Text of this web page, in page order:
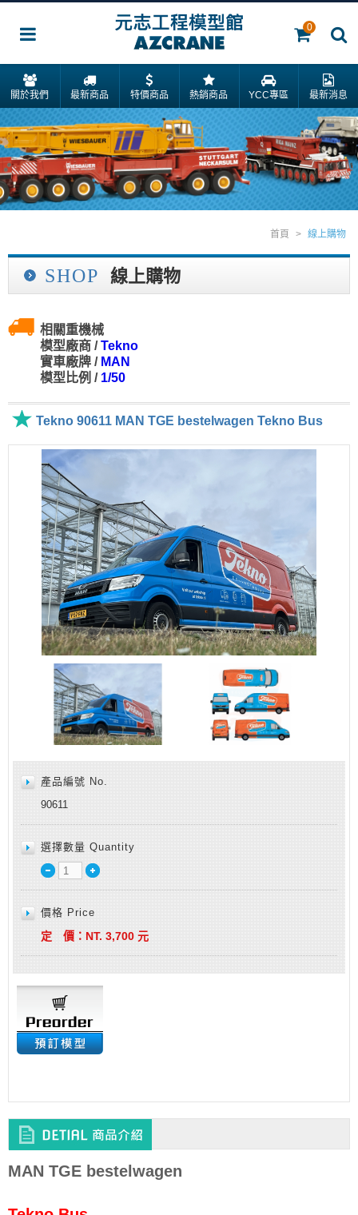
0
關於我們 最新商品 特價商品 熱銷商品 YCC專區 最新消息
SHOP 線上購物
首頁 > 線上購物
相關重機械
模型廠商 /Tekno
實車廠牌 / MAN
模型比例 / 1/50
Tekno 90611 MAN TGE bestelwagen Tekno Bus
產品編號 No.
90611
選擇數量 Quantity
價格 Price
定 價： NT. 3,700 元
MAN TGE bestelwagen